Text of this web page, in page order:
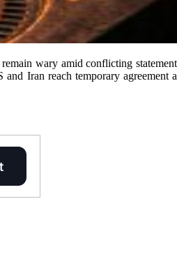
wary amid conflicting
Iran reach temporary agreement